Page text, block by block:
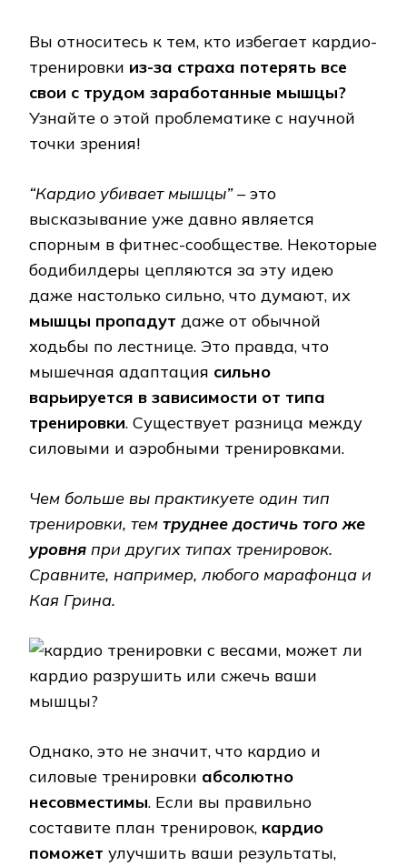
Вы относитесь к тем, кто избегает кардио-
тренировки из-за страха потерять все
свои с трудом заработанные мышцы?
Узнайте о этой проблематике с научной
точки зрения!
“Кардио убивает мышцы” –это
высказывание уже давно является
спорным в фитнес-сообществе. Некоторые
бодибилдеры цепляются за эту идею
даже настолько сильно, что думают, их
мышцы пропадут даже от обычной
ходьбы по лестнице. Это правда, что
мышечная адаптация сильно
варьируется в зависимости от типа
тренировки. Существует разница между
силовыми и аэробными тренировками.
Чем больше вы практикуете один тип
тренировки, тем труднее достичь того же
уровня при других типах тренировок.
Сравните, например, любого марафонца и
Кая Грина.
Однако, это не значит, что кардио и
силовые тренировки абсолютно
несовместимы. Если вы правильно
составите план тренировок, кардио
поможет улучшить ваши результаты,